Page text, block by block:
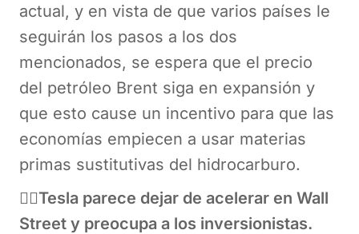
actual, y en vista de que varios países le
seguirán los pasos a los dos
mencionados, se espera que el precio
del petróleo Brent siga en expansión y
que esto cause un incentivo para que las
economías empiecen a usar materias
primas sustitutivas del hidrocarburo.
😶‍🌫️Tesla parece dejar de acelerar en Wall
Street y preocupa a los inversionistas.